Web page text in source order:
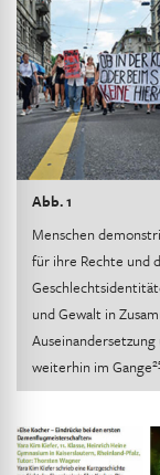
Abb. 1
Menschen
für ihre Rechte und
und Gewalt in
weiterhin im Gange